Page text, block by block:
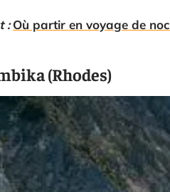
: Où partir en voyage de
(Rhodes)